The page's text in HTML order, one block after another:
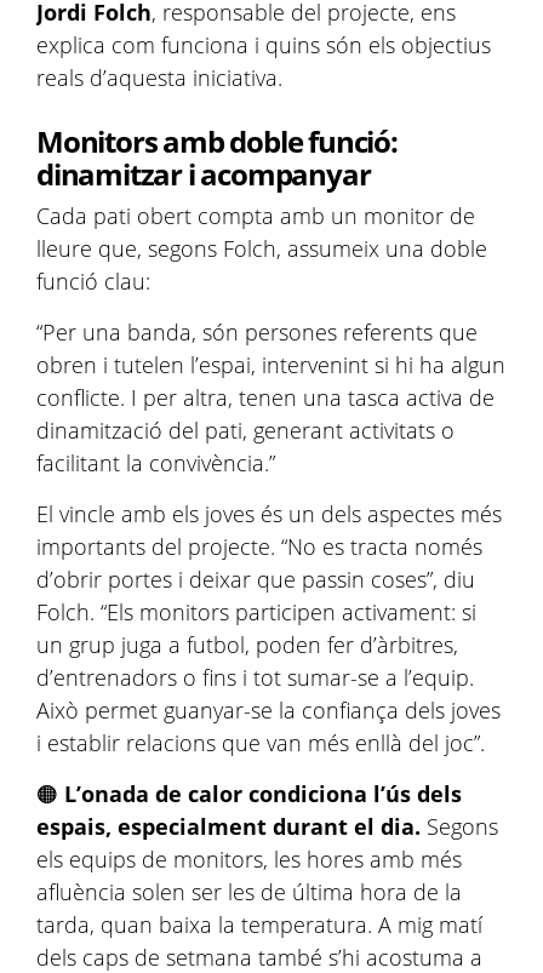
Jordi Folch, responsable del projecte, ens
explica com funciona i quins són els objectius
reals d’aquesta iniciativa.
Monitors amb doble funció:
dinamitzar i acompanyar
Cada pati obert compta amb un monitor de
lleure que, segons Folch, assumeix una doble
funció clau:
“Per una banda, són persones referents que
obren i tutelen l’espai, intervenint si hi ha algun
conflicte. I per altra, tenen una tasca activa de
dinamització del pati, generant activitats o
facilitant la convivència.”
El vincle amb els joves és un dels aspectes més
importants del projecte. “No es tracta només
d’obrir portes i deixar que passin coses”, diu
Folch. “Els monitors participen activament: si
un grup juga a futbol, poden fer d’àrbitres,
d’entrenadors o fins i tot sumar-se a l’equip.
Això permet guanyar-se la confiança dels joves
i establir relacions que van més enllà del joc”.
🟠 L’onada de calor condiciona l’ús dels
espais, especialment durant el dia. Segons
els equips de monitors, les hores amb més
afluència solen ser les de última hora de la
tarda, quan baixa la temperatura. A mig matí
dels caps de setmana també s’hi acostuma a